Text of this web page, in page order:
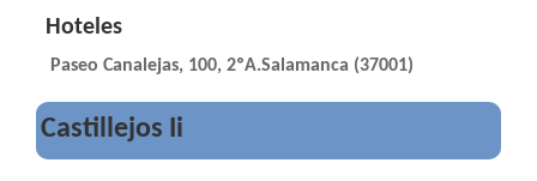
Hoteles
Paseo Canalejas, 100, 2ºA.Salamanca (37001)
Castillejos Ii